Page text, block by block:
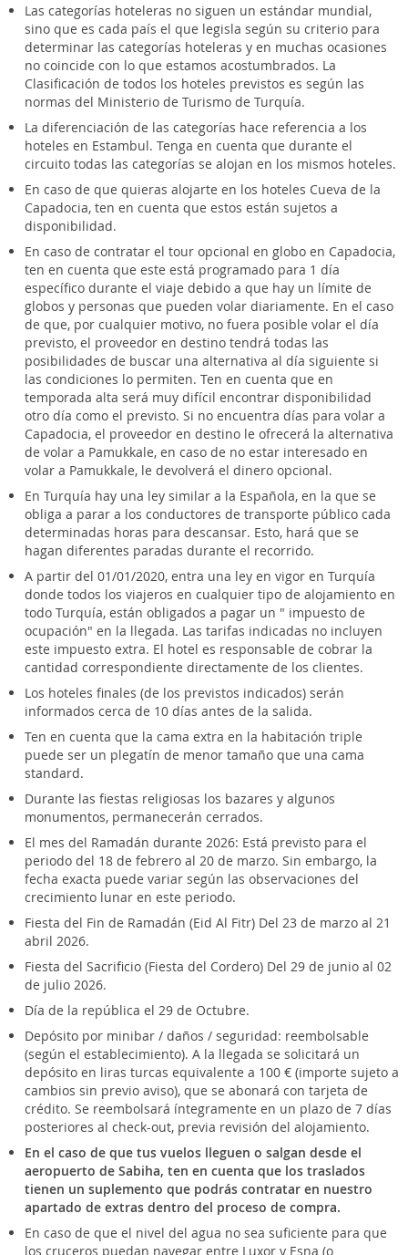
Las categorías hoteleras no siguen un estándar mundial,
sino que es cada país el que legisla según su criterio para
determinar las categorías hoteleras y en muchas ocasiones
no coincide con lo que estamos acostumbrados. La
Clasificación de todos los hoteles previstos es según las
normas del Ministerio de Turismo de Turquía.
La diferenciación de las categorías hace referencia a los
hoteles en Estambul. Tenga en cuenta que durante el
circuito todas las categorías se alojan en los mismos hoteles.
En caso de que quieras alojarte en los hoteles Cueva de la
Capadocia, ten en cuenta que estos están sujetos a
disponibilidad.
En caso de contratar el tour opcional en globo en Capadocia,
ten en cuenta que este está programado para 1 día
específico durante el viaje debido a que hay un límite de
globos y personas que pueden volar diariamente. En el caso
de que, por cualquier motivo, no fuera posible volar el día
previsto, el proveedor en destino tendrá todas las
posibilidades de buscar una alternativa al día siguiente si
las condiciones lo permiten. Ten en cuenta que en
temporada alta será muy difícil encontrar disponibilidad
otro día como el previsto. Si no encuentra días para volar a
Capadocia, el proveedor en destino le ofrecerá la alternativa
de volar a Pamukkale, en caso de no estar interesado en
volar a Pamukkale, le devolverá el dinero opcional.
En Turquía hay una ley similar a la Española, en la que se
obliga a parar a los conductores de transporte público cada
determinadas horas para descansar. Esto, hará que se
hagan diferentes paradas durante el recorrido.
A partir del 01/01/2020, entra una ley en vigor en Turquía
donde todos los viajeros en cualquier tipo de alojamiento en
todo Turquía, están obligados a pagar un " impuesto de
ocupación" en la llegada. Las tarifas indicadas no incluyen
este impuesto extra. El hotel es responsable de cobrar la
cantidad correspondiente directamente de los clientes.
Los hoteles finales (de los previstos indicados) serán
informados cerca de 10 días antes de la salida.
Ten en cuenta que la cama extra en la habitación triple
puede ser un plegatín de menor tamaño que una cama
standard.
Durante las fiestas religiosas los bazares y algunos
monumentos, permanecerán cerrados.
El mes del Ramadán durante 2026: Está previsto para el
periodo del 18 de febrero al 20 de marzo. Sin embargo, la
fecha exacta puede variar según las observaciones del
crecimiento lunar en este periodo.
Fiesta del Fin de Ramadán (Eid Al Fitr) Del 23 de marzo al 21
abril 2026.
Fiesta del Sacrificio (Fiesta del Cordero) Del 29 de junio al 02
de julio 2026.
Día de la república el 29 de Octubre.
Depósito por minibar / daños / seguridad: reembolsable
(según el establecimiento). A la llegada se solicitará un
depósito en liras turcas equivalente a 100 € (importe sujeto a
cambios sin previo aviso), que se abonará con tarjeta de
crédito. Se reembolsará íntegramente en un plazo de 7 días
posteriores al check-out, previa revisión del alojamiento.
En el caso de que tus vuelos lleguen o salgan desde el
aeropuerto de Sabiha, ten en cuenta que los traslados
tienen un suplemento que podrás contratar en nuestro
apartado de extras dentro del proceso de compra.
En caso de que el nivel del agua no sea suficiente para que
los cruceros puedan navegar entre Luxor y Esna (o